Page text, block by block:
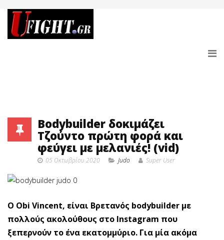
Bodybuilder δοκιμάζει
Τζούντο πρώτη φορά και
φεύγει με μελανιές! (vid)
05 Οκτωβρίου 2020 Judo Super User
O Obi Vincent, είναι Βρετανός bodybuilder με
πολλούς ακολούθους στο Instagram που
ξεπερνούν το ένα εκατομμύριο. Για μία ακόμα